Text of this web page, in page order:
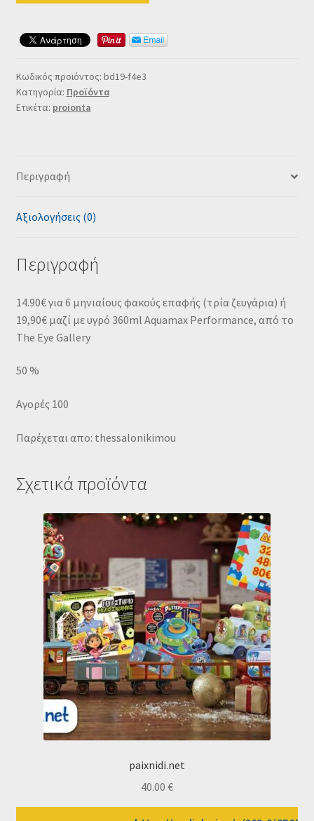
Κωδικός προϊόντος: bd19-f4e3
Κατηγορία: Προϊόντα
Ετικέτα: proionta
Περιγραφή
Αξιολογήσεις (0)
Περιγραφή
14.90€ για 6 μηνιαίους φακούς επαφής (τρία ζευγάρια) ή
19,90€ μαζί με υγρό 360ml Aquamax Performance, από το
The Eye Gallery
50 %
Αγορές 100
Παρέχεται απο: thessalonikimou
Σχετικά προϊόντα
paixnidi.net
40.00 €